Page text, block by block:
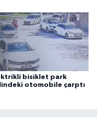
bisiklet park
otomobile çarptı